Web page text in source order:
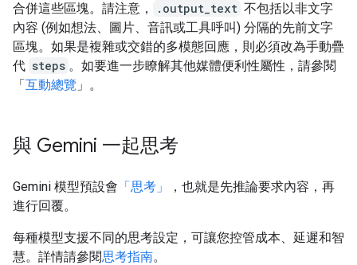
合併這些區塊。請注意，
.output_text 不包括以非文字
內容 (例如想法、圖片、音訊或工具呼叫) 分隔的先前文字
區塊。如果是複雜或交錯的多模態回應，則必須改為手動疊
代 steps 。如要進一步瞭解其他媒體便利性屬性，請參閱
「互動總覽 」。
與 Gemini 一起思考
Gemini 模型預設會 「思考」
，也就是先推論要求內容，再
進行回覆。
每種模型支援不同的思考設定，可讓您控管成本、延遲和智
慧。詳情請參閱思考指南。